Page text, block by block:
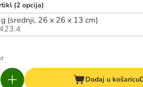
(2 opcija)
(srednji, 26 x 26 x 13 cm)
Dodaj u košaricu